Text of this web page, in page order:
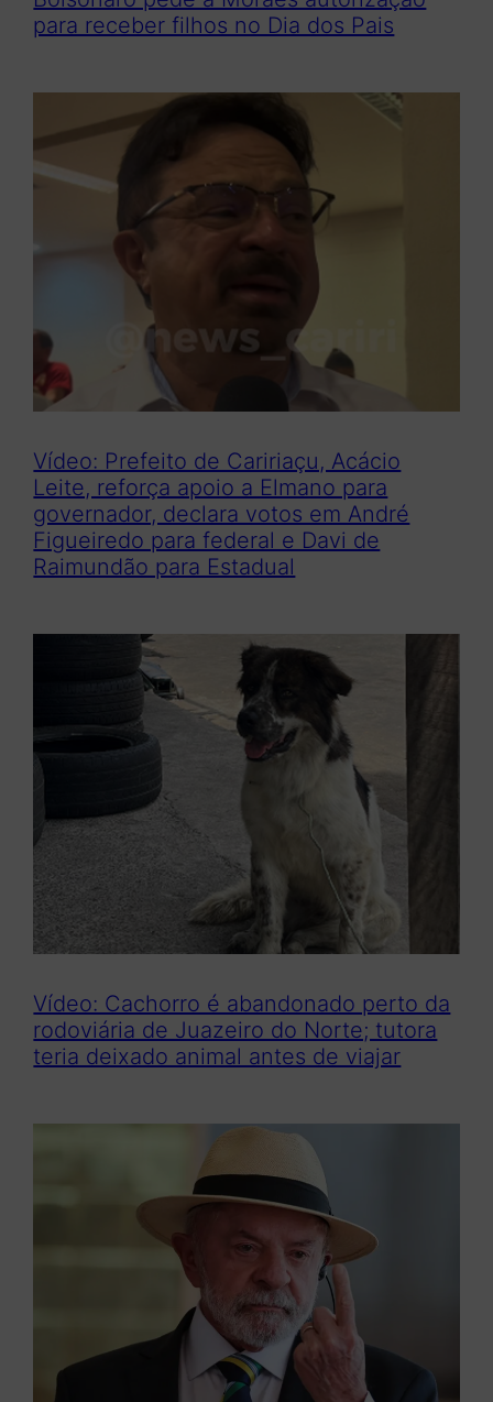
para receber filhos no Dia dos Pais
Vídeo: Prefeito de Caririaçu, Acácio
Leite, reforça apoio a Elmano para
governador, declara votos em André
Figueiredo para federal e Davi de
Raimundão para Estadual
Vídeo: Cachorro é abandonado perto da
rodoviária de Juazeiro do Norte; tutora
teria deixado animal antes de viajar